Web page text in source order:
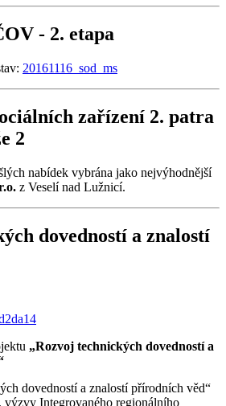
- 2. etapa
20161116_sod_ms
zařízení 2. patra
2
nabídek vybrána jako nejvýhodnější
z Veselí nad Lužnicí.
dovedností a znalostí
„Rozvoj technických dovedností a
dovedností a znalostí přírodních věd“
výzvy Integrovaného regionálního